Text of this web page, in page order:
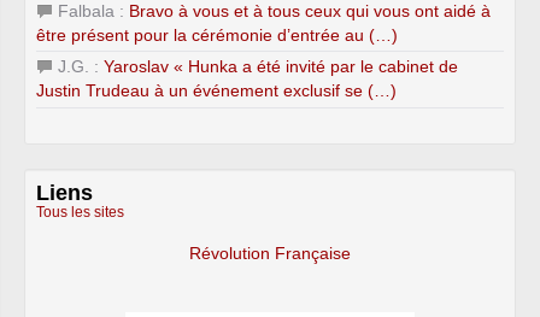
Falbala : Bravo à vous et à tous ceux qui vous ont aidé à
être présent pour la cérémonie d’entrée au (…)
J.G. : Yaroslav « Hunka a été invité par le cabinet de
Justin Trudeau à un événement exclusif se (…)
Liens
Tous les sites
Révolution Française